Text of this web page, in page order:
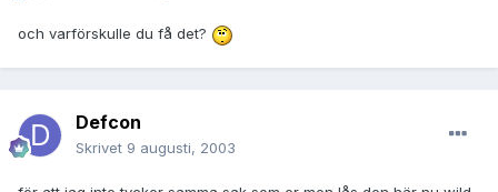
och varförskulle du få det?
Defcon
Skrivet 9 augusti, 2003